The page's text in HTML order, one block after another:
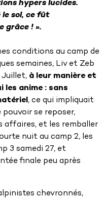
hypers lucides.
sol, ce fût
grâce ! ».
conditions au camp de
semaines, Liv et Zeb
Juillet, à leur manière et
les anime : sans
, ce qui impliquait
pouvoir se reposer,
affaires, et les remballer
nuit au camp 2, les
3 samedi 27, et
finale peu après
chevronnés,